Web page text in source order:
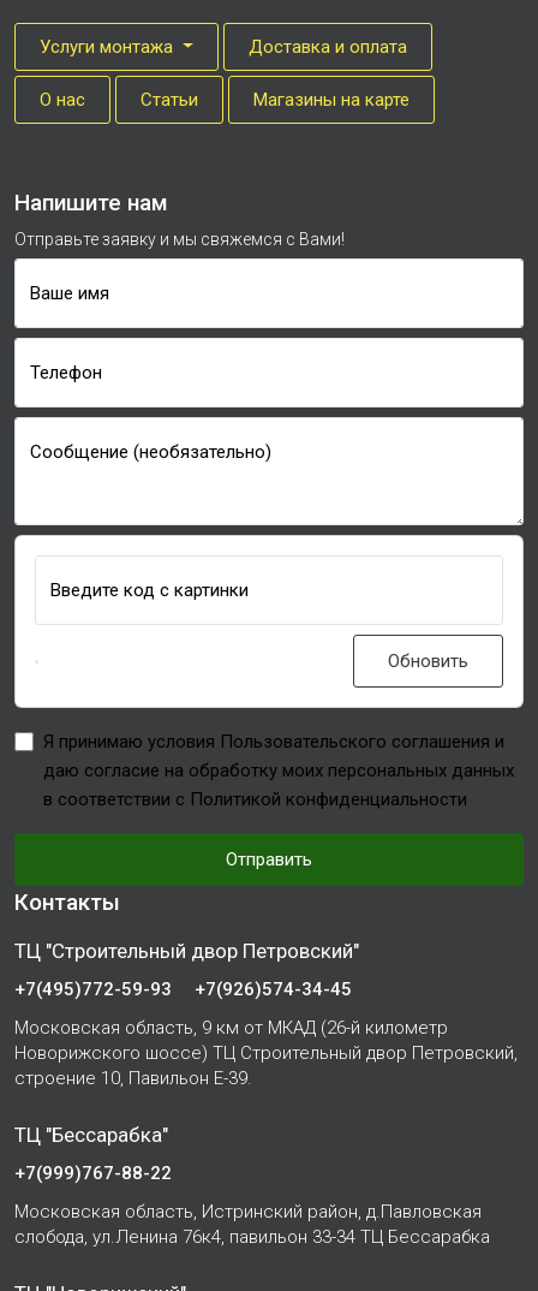
Услуги монтажа Доставка и оплата
О нас Cтатьи Магазины на карте
Напишите нам
Отправьте заявку и мы свяжемся с Вами!
Ваше имя
Телефон
Сообщение (необязательно)
Введите код с картинки
Обновить
Я принимаю условия Пользовательского соглашения и
даю согласие на обработку моих персональных данных
в соответствии с Политикой конфиденциальности
Отправить
Контакты
ТЦ "Строительный двор Петровский"
+7(495)772-59-93
+7(926)574-34-45
Московская область, 9 км от МКАД (26-й километр
Новорижского шоссе) ТЦ Строительный двор Петровский,
строение 10, Павильон Е-39.
ТЦ "Бессарабка"
+7(999)767-88-22
Московская область, Истринский район, д.Павловская
слобода, ул.Ленина 76к4, павильон 33-34 ТЦ Бессарабка